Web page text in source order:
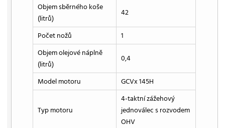
Objem sběrného koše
(litrů)
42
Počet nožů
1
Objem olejové náplně
(litrů)
0,4
Model motoru
GCVx 145H
Typ motoru
4-taktní zážehový
jednoválec s rozvodem
OHV